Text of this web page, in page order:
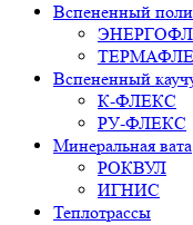
Вспененный
Вспененный
К-ФЛЕКС
РУ-ФЛЕКС
Минеральная вата
РОКВУЛ
ИГНИС
Теплотрассы